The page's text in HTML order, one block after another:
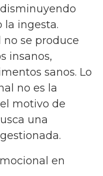
la ingesta.
se produce
insanos,
sanos. Lo
no es la
motivo de
una
en